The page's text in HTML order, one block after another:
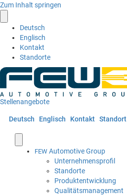
Zum Inhalt springen
Deutsch
Englisch
Kontakt
Standorte
Stellenangebote
Deutsch Englisch Kontakt Standort
FEW Automotive Group
Unternehmensprofil
Standorte
Produktentwicklung
Qualitätsmanagement